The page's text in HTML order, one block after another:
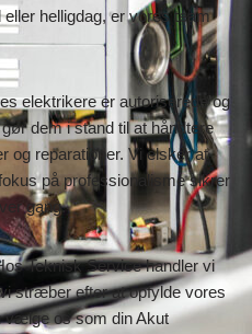
helligdag, er vores team
elektrikere er autoriserede og
dem i stand til at håndtere
og reparationer. Vi elsker at
på professionalisme sikrer
gang.
Teknisk Service handler vi
stræber efter at opfylde vores
vælge os som din Akut